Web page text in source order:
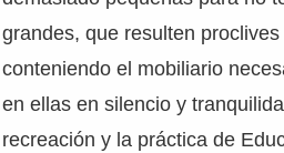
grandes, que resulten
conteniendo el mobiliario
en ellas en silencio y
recreación y la práctica de